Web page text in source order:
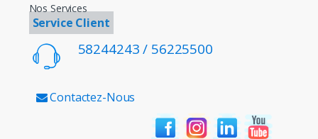
Nos Services
Service Client
58244243 / 56225500
Contactez-Nous